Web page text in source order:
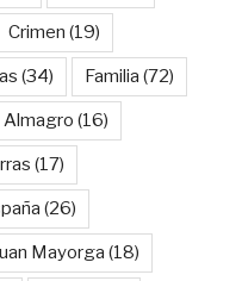
Crimen (19)
(34) Familia (72)
Almagro (16)
(17)
(26)
Mayorga (18)